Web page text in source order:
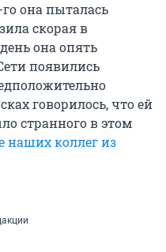
она пыталась
скорая в
она опять
появились
говорилось, что ей
странного в этом
наших коллег из